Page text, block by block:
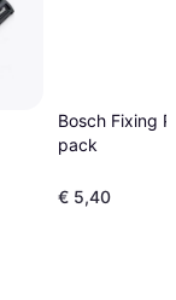
Bosch Fixing
pack
€ 5,40